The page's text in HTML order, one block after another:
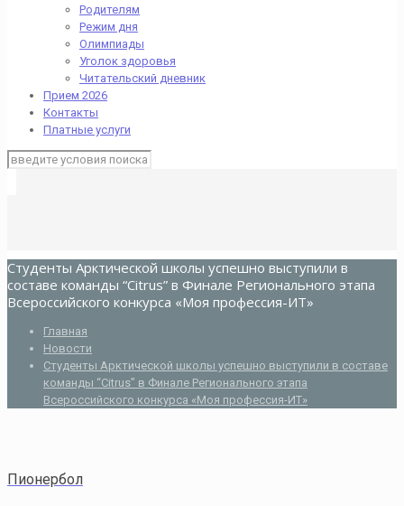
Родителям
Режим дня
Олимпиады
Уголок здоровья
Читательский дневник
Прием 2026
Контакты
Платные услуги
Студенты Арктической школы успешно выступили в
составе команды “Citrus” в Финале Регионального этапа
Всероссийского конкурса «Моя профессия-ИТ»
Главная
Новости
Студенты Арктической школы успешно выступили в составе
команды “Citrus” в Финале Регионального этапа
Всероссийского конкурса «Моя профессия-ИТ»
Пионербол